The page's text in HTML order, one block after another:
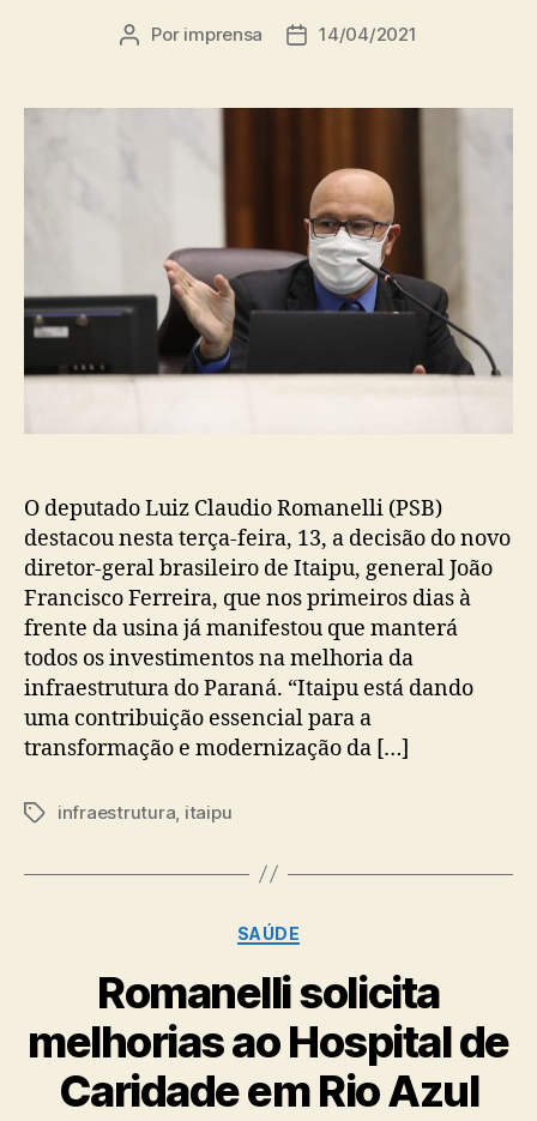
Autor
Por imprensa
Data14/04/2021
O deputado Luiz Claudio Romanelli (PSB)
destacou nesta terça-feira, 13, a decisão do novo
diretor-geral brasileiro de Itaipu, general João
Francisco Ferreira, que nos primeiros dias à
frente da usina já manifestou que manterá
todos os investimentos na melhoria da
infraestrutura do Paraná. “Itaipu está dando
uma contribuição essencial para a
transformação e modernização da […]
Tagsinfraestrutura, itaipu
Categorias
SAÚDE
Romanelli solicita
melhorias ao Hospital de
Caridade em Rio Azul